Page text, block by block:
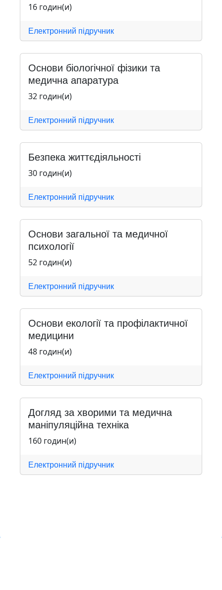
16 годин(и)
Електронний підручник
Основи біологічної фізики та
медична апаратура
32 годин(и)
Електронний підручник
Безпека життєдіяльності
30 годин(и)
Електронний підручник
Основи загальної та медичної
психології
52 годин(и)
Електронний підручник
Основи екології та профілактичної
медицини
48 годин(и)
Електронний підручник
Догляд за хворими та медична
маніпуляційна техніка
160 годин(и)
Електронний підручник